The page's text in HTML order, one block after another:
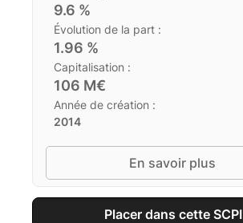
9.6 %
Évolution de la part :
1.96 %
Capitalisation :
106 M€
Année de création :
2014
En savoir plus
Placer dans cette SCPI